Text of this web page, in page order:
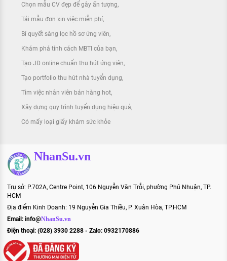
Chọn mẫu CV đẹp để gây ấn tượng
Tải mẫu đơn xin việc miễn phí
Bí quyết sàng lọc hồ sơ ứng viên
Khám phá tính cách MBTI của bạn
Tạo JD online chuẩn thu hút ứng viên
Tạo portfolio thu hút nhà tuyển dụng
Tìm việc nhân viên bán hàng hot
Xây dựng quy trình tuyển dụng hiệu quả
Có mấy loại giấy khám sức khỏe
NhanSu.vn
Trụ sở: P.702A, Centre Point, 106 Nguyễn Văn Trỗi, phường Phú Nhuận, TP.
HCM
Địa điểm Kinh Doanh: 19 Nguyễn Gia Thiều, P. Xuân Hòa, TP.HCM
Email: info@NhanSu.vn
Điện thoại: (028) 3930 2288 - Zalo: 0932170886